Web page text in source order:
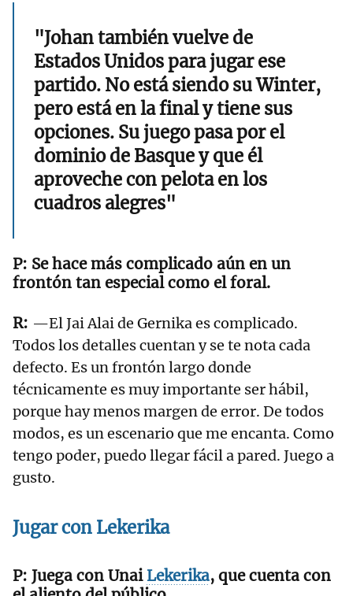
"Johan también vuelve de
Estados Unidos para jugar ese
partido. No está siendo su Winter,
pero está en la final y tiene sus
opciones. Su juego pasa por el
dominio de Basque y que él
aproveche con pelota en los
cuadros alegres"
Se hace más complicado aún en un
frontón tan especial como el foral.
—El Jai Alai de Gernika es complicado.
Todos los detalles cuentan y se te nota cada
defecto. Es un frontón largo donde
técnicamente es muy importante ser hábil,
porque hay menos margen de error. De todos
modos, es un escenario que me encanta. Como
tengo poder, puedo llegar fácil a pared. Juego a
gusto.
Jugar con Lekerika
Juega con Unai Lekerika, que cuenta con